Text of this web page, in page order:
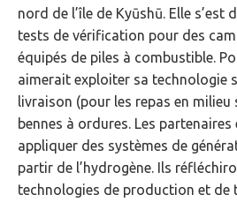
nord de l’île de Kyūshū. Elle s’est
tests de vérification pour des
équipés de piles à combustible.
aimerait exploiter sa technologie
livraison (pour les repas en
bennes à ordures. Les
appliquer des systèmes de
partir de l’hydrogène. Ils
technologies de production et de